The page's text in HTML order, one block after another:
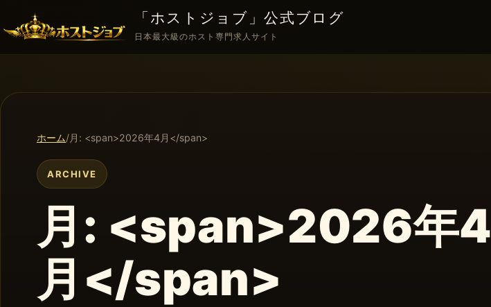
「ホストジョブ」公式ブログ
日本最大級のホスト専門求人サイト
ホーム 月: <span>2026年4月</span>
ARCHIVE
月: <span>2026年4
月</span>